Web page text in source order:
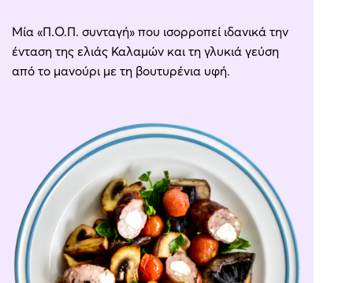
Μία «Π.Ο.Π. συνταγή» που ισορροπεί ιδανικά την
ένταση της ελιάς Καλαμών και τη γλυκιά γεύση
από το μανούρι με τη βουτυρένια υφή.